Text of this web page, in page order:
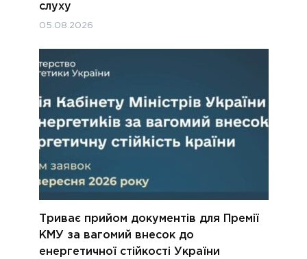
слуху
05.08.2026
Триває прийом документів для Премії
КМУ за вагомий внесок до
енергетичної стійкості України